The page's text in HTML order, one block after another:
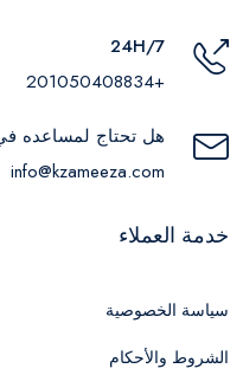
24H/7
+201050408834
هل تحتاج لمساعده
info@kzameeza.com
خدمة العملاء
سياسة الخصوصية
الشروط والأحكام